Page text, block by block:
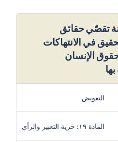
تقصّي حقائق
في الانتهاكات
الإنسان
التعويض
المادة ١٩: حرية التعبير والرأي